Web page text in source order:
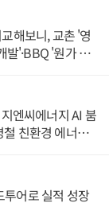
해보니, 교촌 '영
발'·BBQ '원가 부
엔씨에너지 AI 붐
친환경 에너지
투어로 실적 성장